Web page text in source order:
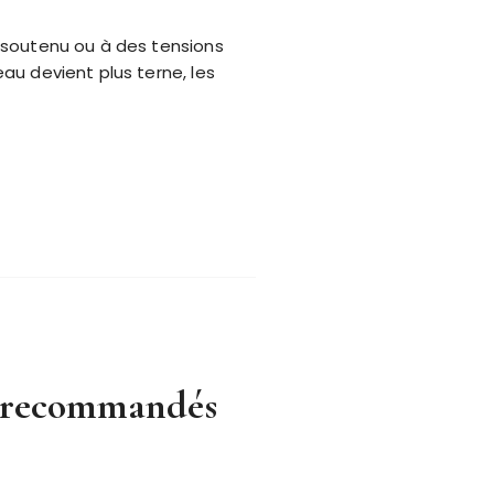
ou à des tensions
devient plus terne, les